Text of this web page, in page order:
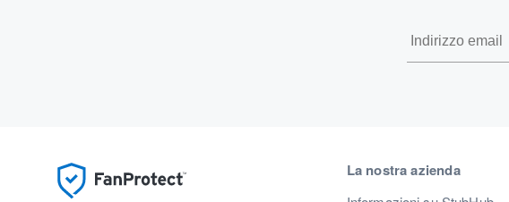
La nostra azienda